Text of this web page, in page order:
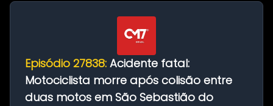
Episódio 27838: Acidente fatal:
Motociclista morre após colisão entre
duas motos em São Sebastião do